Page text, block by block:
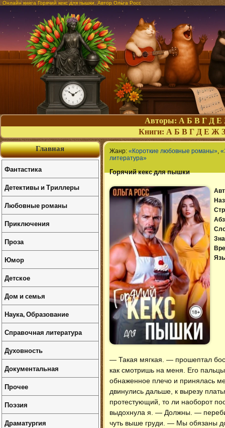
Онлайн книга Горячий кекс для пышки. Автор Ольга Росс
Авторы: А Б В Г Д Е
Книги: А Б В Г Д Е Ж З
Жанр: «Короткие любовные романы»,
литература»
Горячий кекс для пышки
— Такая мягкая. — прошептал
как смотришь на меня. Его
обнаженное плечо и принялась
двинулись дальше, к вырезу
протестующий, то ли наоборот
выдохнула я. — Должны. —
чуть выше груди. — Мы обязаны
Главная
Фантастика
Детективы и Триллеры
Любовные романы
Приключения
Проза
Юмор
Детское
Дом и семья
Наука, Образование
Справочная литература
Духовность
Документальная
Прочее
Поэзия
Драматургия